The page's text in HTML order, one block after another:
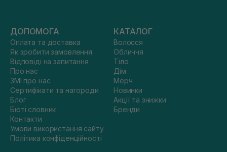
ДОПОМОГА
Оплата та доставка
Як зробити замовлення
Відповіді на запитання
Про нас
ЗМІ про нас
Сертифікати та нагороди
Блог
Бюті словник
Контакти
Умови використання сайту
Політика конфіденційності
КАТАЛОГ
Волосся
Обличчя
Тіло
Дім
Мерч
Новинки
Акції та знижки
Бренди